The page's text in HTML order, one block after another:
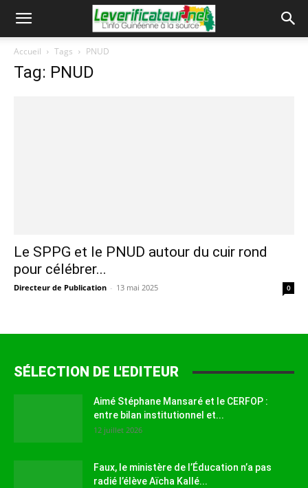
Accueil Tags PNUD
Tag: PNUD
Le SPPG et le PNUD autour du cuir rond
pour célébrer...
Directeur de Publication - 13 mai 2025 0
SÉLECTION DE L'EDITEUR
Aimé Stéphane Mansaré et le CERFOP :
entre bilan institutionnel et...
12 juillet 2026
Faux, le ministère de l’Éducation n’a pas
radié l’élève Aïcha Kallé...